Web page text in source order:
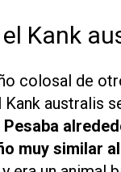
Kank
colosal de
australis
Pesaba
muy similar